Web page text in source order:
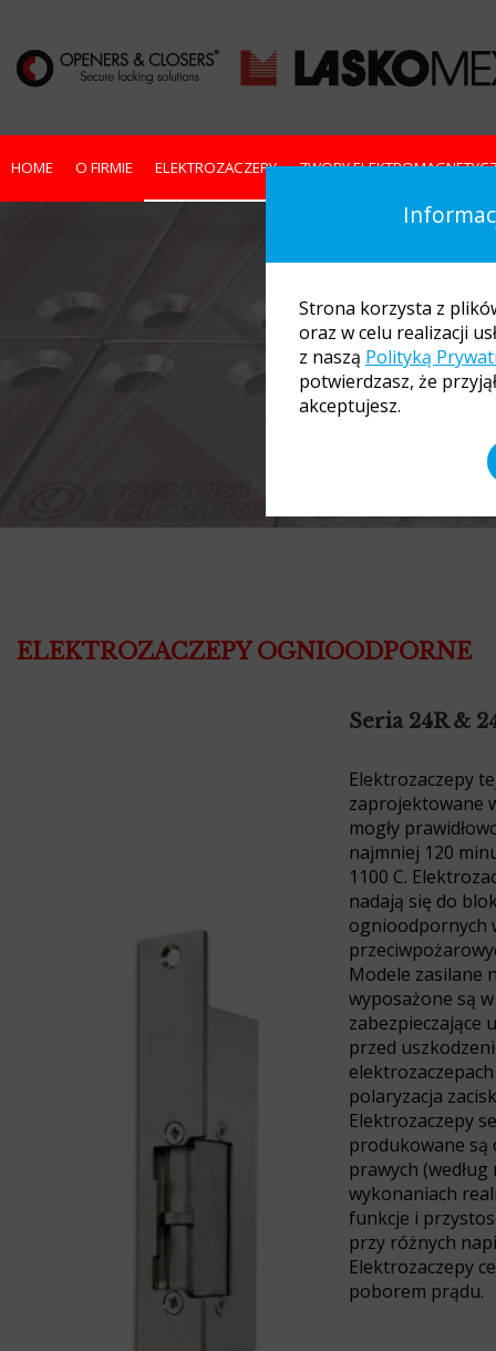
Strona korzysta z
oraz w celu realizacji
z naszą Polityką
potwierdzasz, że
akceptujesz.
HOME O FIRMIE ELEKTROZACZEPY ZWORY
ELEKTROZACZEPY OGNIOODPORNE
Seria 24R &
Elektrozaczepy
zaprojektowane
mogły
najmniej 120
1100 C.
nadają się do
ognioodpornych
Modele zasilane
wyposażone są
zabezpieczające
przed
polaryzacja
Elektrozaczepy
produkowane są
prawych
wykonaniach
funkcje i
przy różnych
Elektrozaczepy
poborem prądu.